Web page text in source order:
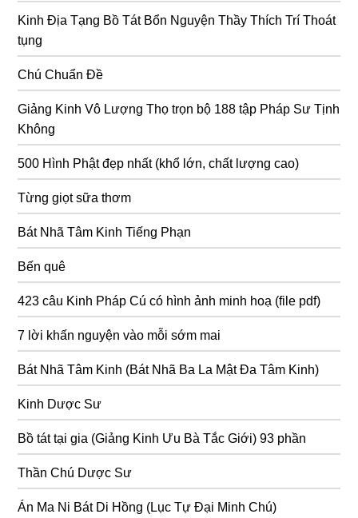
Kinh Địa Tạng Bồ Tát Bổn Nguyện Thầy Thích Trí Thoát
tụng
Chú Chuẩn Đề
Giảng Kinh Vô Lượng Thọ trọn bộ 188 tập Pháp Sư Tịnh
Không
500 Hình Phật đẹp nhất (khổ lớn, chất lượng cao)
Từng giọt sữa thơm
Bát Nhã Tâm Kinh Tiếng Phạn
Bến quê
423 câu Kinh Pháp Cú có hình ảnh minh hoạ (file pdf)
7 lời khấn nguyện vào mỗi sớm mai
Bát Nhã Tâm Kinh (Bát Nhã Ba La Mật Đa Tâm Kinh)
Kinh Dược Sư
Bồ tát tại gia (Giảng Kinh Ưu Bà Tắc Giới) 93 phần
Thần Chú Dược Sư
Án Ma Ni Bát Di Hồng (Lục Tự Đại Minh Chú)